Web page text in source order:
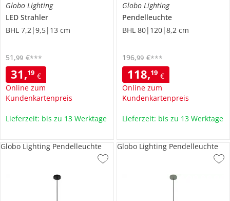
Globo Lighting
LED Strahler
BHL 7,2|9,5|13 cm
31,19 €
Online zum
Kundenkartenpreis
51 ,99 €***
Lieferzeit: bis zu 13 Werktage
Globo Lighting
Pendelleuchte
BHL 80|120|8,2 cm
118,19 €
Online zum
Kundenkartenpreis
196,99 €***
Lieferzeit: bis zu 13 Werktage
Globo Lighting Pendelleuchte Globo Lighting Pendelleuchte